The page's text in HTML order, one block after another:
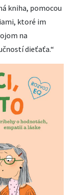
kniha, pomocou
ktoré im
na
dieťaťa.“